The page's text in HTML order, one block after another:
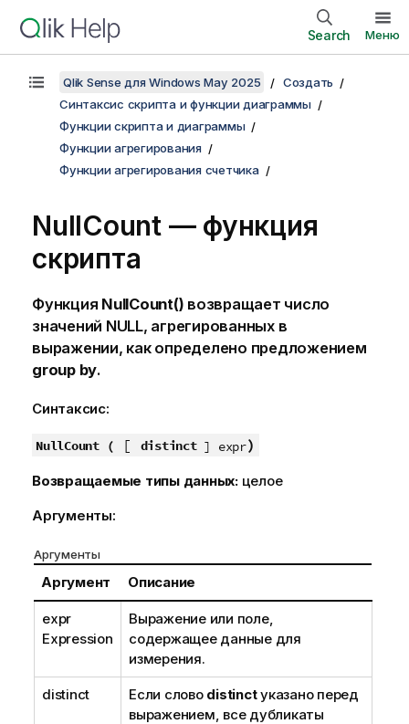
Search Меню
Qlik Sense для Windows May 2025
Создать
Синтаксис скрипта и функции диаграммы
Функции скрипта и диаграммы
Функции агрегирования
Функции агрегирования счетчика
NullCount — функция
скрипта
Функция NullCount() возвращает число
значений NULL, агрегированных в
выражении, как определено предложением
group by.
Синтаксис:
NullCount ( [ distinct] expr)
Возвращаемые типы данных: целое
Аргументы:
Аргументы
Аргумент Описание
expr
Expression
Выражение или поле,
содержащее данные для
измерения.
distinct Если слово distinctуказано перед
выражением, все дубликаты